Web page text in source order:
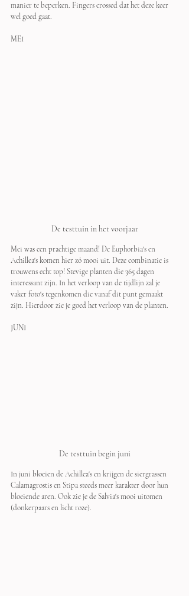
manier te beperken. Fingers crossed dat het deze keer
wel goed gaat.
MEI
De testtuin in het voorjaar
Mei was een prachtige maand! De Euphorbia's en
Achillea's komen hier zó mooi uit. Deze combinatie is
trouwens echt top! Stevige planten die 365 dagen
interessant zijn. In het verloop van de tijdlijn zal je
vaker foto's tegenkomen die vanaf dit punt gemaakt
zijn. Hierdoor zie je goed het verloop van de planten.
JUNI
De testtuin begin juni
In juni bloeien de Achillea's en krijgen de siergrassen
Calamagrostis en Stipa steeds meer karakter door hun
bloeiende aren. Ook zie je de Salvia's mooi uitomen
(donkerpaars en licht roze).